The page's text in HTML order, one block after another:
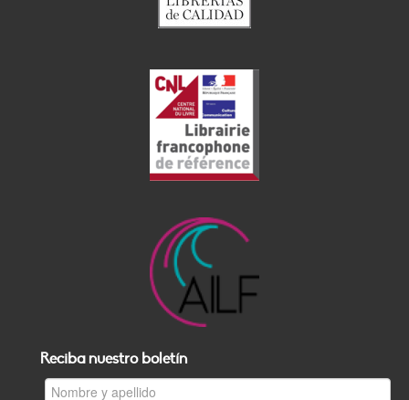
Reciba nuestro boletín